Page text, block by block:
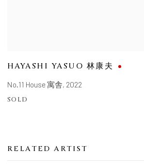
HAYASHI YASUO 林康夫
No.11 House 寓舎, 2022
SOLD
RELATED ARTIST